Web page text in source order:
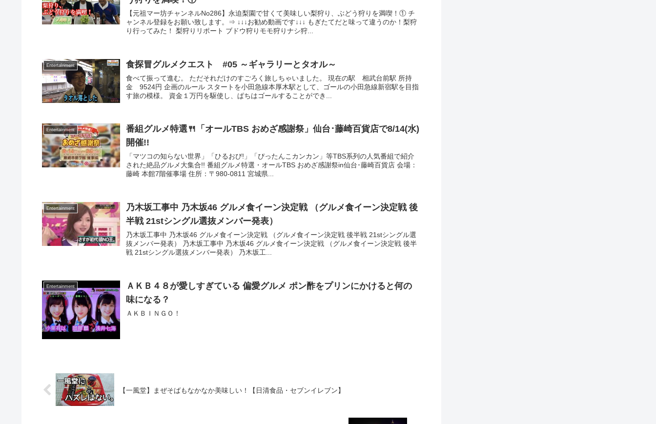
【元祖マー坊チャンネルNo286】永迫梨園で甘くて美味しい梨狩り、ぶどう狩りを満喫！① チ
ャンネル登録をお願い致します。⇒ ↓↓↓お勧め動画です↓↓↓ もぎたてだと味って違うのか！梨狩
り行ってみた！ 梨狩りリポート ブドウ狩りモモ狩りナシ狩...
Entertainment 食探冒グルメクエスト #05 ～ギャラリーとタオル～
食べて振って進む。 ただそれだけのすごろく旅しちゃいました。 現在の駅 相武台前駅 所持
金 9524円 企画のルール スタートを小田急線本厚木駅として、ゴールの小田急線新宿駅を目指
す旅の模様。 資金１万円を駆使し、ぱちはゴールすることができ...
Entertainment
番組グルメ特選🍴「オールTBS おめざ感謝祭」仙台･藤崎百貨店で8/14(水)
開催!!
「マツコの知らない世界」「ひるおび!」「ぴったんこカンカン」等TBS系列の人気番組で紹介
された絶品グルメ大集合!! 番組グルメ特選・オールTBS おめざ感謝祭in仙台･藤崎百貨店 会場：
藤崎 本館7階催事場 住所：〒980-0811 宮城県...
Entertainment
乃木坂工事中 乃木坂46 グルメ食イーン決定戦 （グルメ食イーン決定戦 後
半戦 21stシングル選抜メンバー発表）
乃木坂工事中 乃木坂46 グルメ食イーン決定戦 （グルメ食イーン決定戦 後半戦 21stシングル選
抜メンバー発表） 乃木坂工事中 乃木坂46 グルメ食イーン決定戦 （グルメ食イーン決定戦 後半
戦 21stシングル選抜メンバー発表） 乃木坂工...
Entertainment
ＡＫＢ４８が愛しすぎている 偏愛グルメ ポン酢をプリンにかけると何の
味になる？
ＡＫＢＩＮＧＯ！
【一風堂】まぜそばもなかなか美味しい！【日清食品・セブンイレブン】